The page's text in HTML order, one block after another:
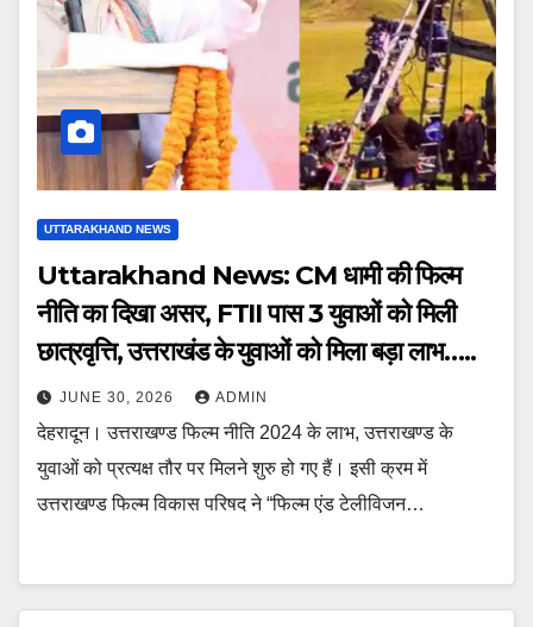
UTTARAKHAND NEWS
Uttarakhand News: CM धामी की फिल्म
नीति का दिखा असर, FTII पास 3 युवाओं को मिली
छात्रवृत्ति, उत्तराखंड के युवाओं को मिला बड़ा लाभ…..
JUNE 30, 2026 ADMIN
देहरादून। उत्तराखण्ड फिल्म नीति 2024 के लाभ, उत्तराखण्ड के
युवाओं को प्रत्यक्ष तौर पर मिलने शुरु हो गए हैं। इसी क्रम में
उत्तराखण्ड फिल्म विकास परिषद ने “फिल्म एंड टेलीविजन…